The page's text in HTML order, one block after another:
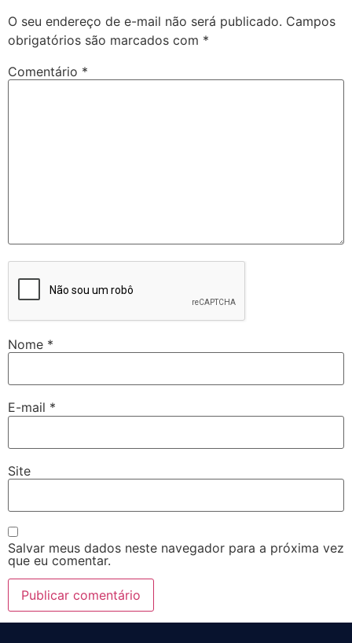
O seu endereço de e-mail não será publicado. Campos
obrigatórios são marcados com *
Comentário *
Nome *
E-mail *
Site
Salvar meus dados neste navegador para a próxima vez
que eu comentar.